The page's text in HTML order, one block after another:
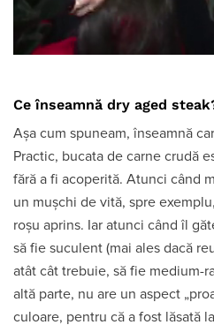
Ce înseamnă dry aged
Așa cum spuneam, înseamnă
Practic, bucata de carne crudă
fără a fi acoperită. Atunci când
un mușchi de vită, spre
roșu aprins. Iar atunci când îl
să fie suculent (mai ales dacă
atât cât trebuie, să fie medium-
altă parte, nu are un aspect
culoare, pentru că a fost lăsată